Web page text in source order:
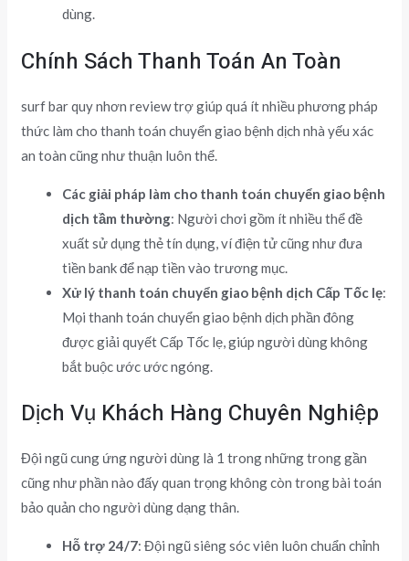
dùng.
Chính Sách Thanh Toán An Toàn
surf bar quy nhơn review trợ giúp quá ít nhiều phương pháp
thức làm cho thanh toán chuyển giao bệnh dịch nhà yếu xác
an toàn cũng như thuận luôn thể.
Các giải pháp làm cho thanh toán chuyển giao bệnh
dịch tầm thường: Người chơi gồm ít nhiều thể đề
xuất sử dụng thẻ tín dụng, ví điện tử cũng như đưa
tiền bank để nạp tiền vào trương mục.
Xử lý thanh toán chuyển giao bệnh dịch Cấp Tốc lẹ:
Mọi thanh toán chuyển giao bệnh dịch phần đông
được giải quyết Cấp Tốc lẹ, giúp người dùng không
bắt buộc ước ước ngóng.
Dịch Vụ Khách Hàng Chuyên Nghiệp
Đội ngũ cung ứng người dùng là 1 trong những trong gần
cũng như phần nào đấy quan trọng không còn trong bài toán
bảo quản cho người dùng dạng thân.
Hỗ trợ 24/7: Đội ngũ siêng sóc viên luôn chuẩn chỉnh